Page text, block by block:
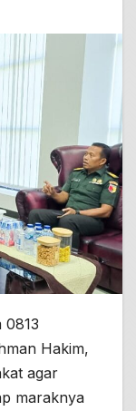
0813
Hakim,
agar
maraknya